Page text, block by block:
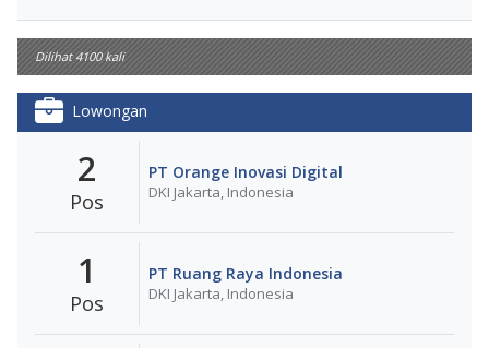
Dilihat 4100 kali
Lowongan
2
Pos
PT Orange Inovasi Digital
DKI Jakarta, Indonesia
1
Pos
PT Ruang Raya Indonesia
DKI Jakarta, Indonesia